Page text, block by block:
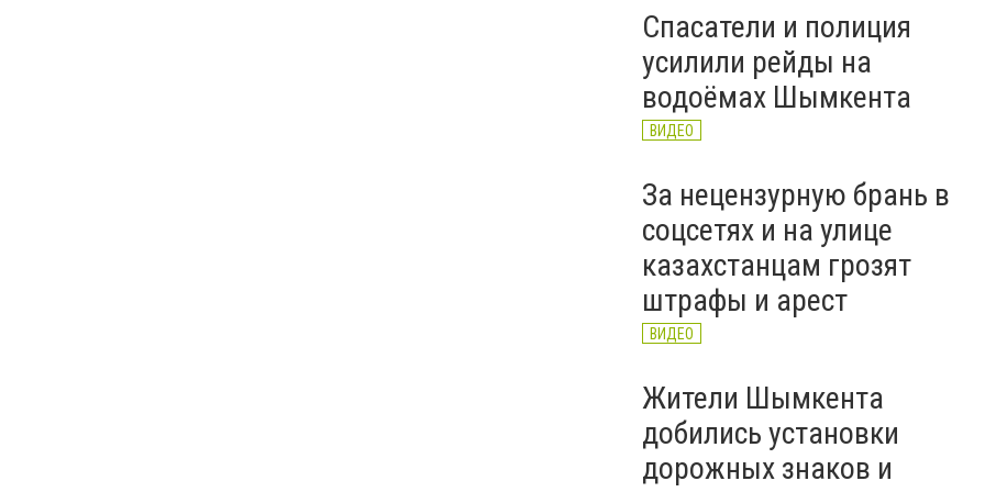
Спасатели и полиция
усилили рейды на
водоёмах Шымкента
ВИДЕО
За нецензурную брань в
соцсетях и на улице
казахстанцам грозят
штрафы и арест
ВИДЕО
Жители Шымкента
добились установки
дорожных знаков и